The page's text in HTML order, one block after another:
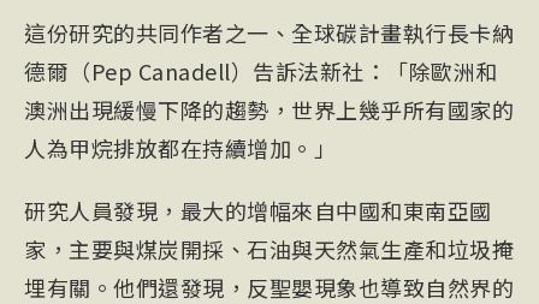
這份研究的共同作者之一、全球碳計畫執行長卡納
德爾（Pep Canadell）告訴法新社：「除歐洲和
澳洲出現緩慢下降的趨勢，世界上幾乎所有國家的
人為甲烷排放都在持續增加。」
研究人員發現，最大的增幅來自中國和東南亞國
家，主要與煤炭開採、石油與天然氣生產和垃圾掩
埋有關。他們還發現， 反聖嬰現象也導致自然界的